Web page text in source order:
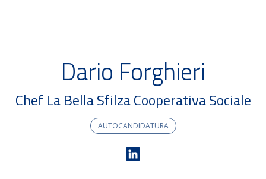
Dario Forghieri
Chef La Bella Sfilza Cooperativa Sociale
AUTOCANDIDATURA